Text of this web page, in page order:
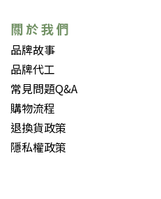
關 於 我 們
品牌故事
品牌代工
常見問題Q&A
購物流程
退換貨政策
隱私權政策